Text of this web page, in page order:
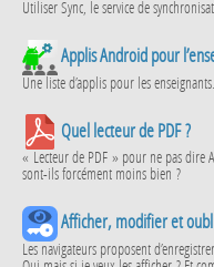
Utiliser Sync, le service de
Applis Android pour
Une liste d’applis pour les
Quel lecteur de PDF ?
« Lecteur de PDF » pour ne pas dire
sont-ils forcément moins bien ?
Afficher, modifier et
Les navigateurs proposent